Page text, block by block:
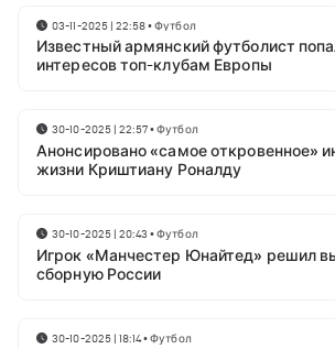
03-11-2025 | 22:58•Футбол
Известный армянский футболист
интересов топ-клубам Европы
30-10-2025 | 22:57•Футбол
Анонсировано «самое откровенное»
жизни Криштиану Роналду
30-10-2025 | 20:43 •Футбол
Игрок «Манчестер Юнайтед» решил
сборную России
30-10-2025 | 18:14•Футбол